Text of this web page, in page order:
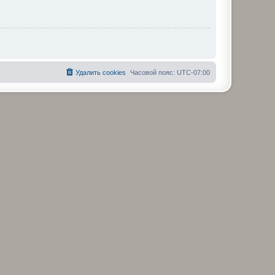
Часовой пояс: UTC-07:00
Удалить cookies